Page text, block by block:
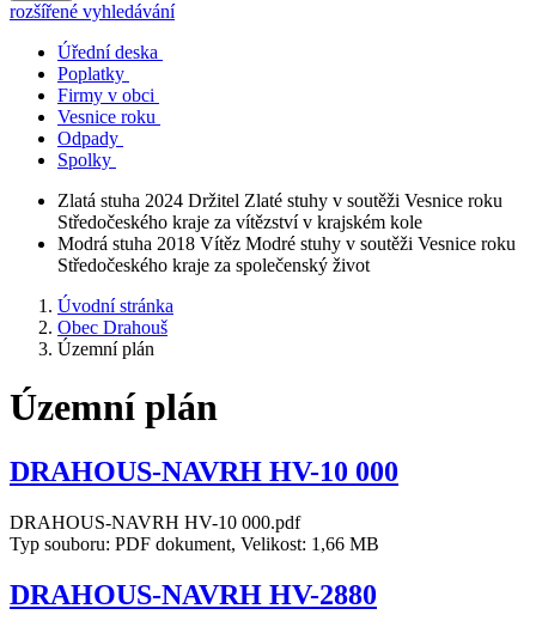
rozšířené vyhledávání
Úřední deska
Poplatky
Firmy v obci
Vesnice roku
Odpady
Spolky
Zlatá stuha 2024 Držitel Zlaté stuhy v soutěži Vesnice roku
Středočeského kraje za vítězství v krajském kole
Modrá stuha 2018 Vítěz Modré stuhy v soutěži Vesnice roku
Středočeského kraje za společenský život
Úvodní stránka
Obec Drahouš
Územní plán
Územní plán
DRAHOUS-NAVRH HV-10 000
DRAHOUS-NAVRH HV-10 000.pdf
Typ souboru: PDF dokument, Velikost: 1,66 MB
DRAHOUS-NAVRH HV-2880